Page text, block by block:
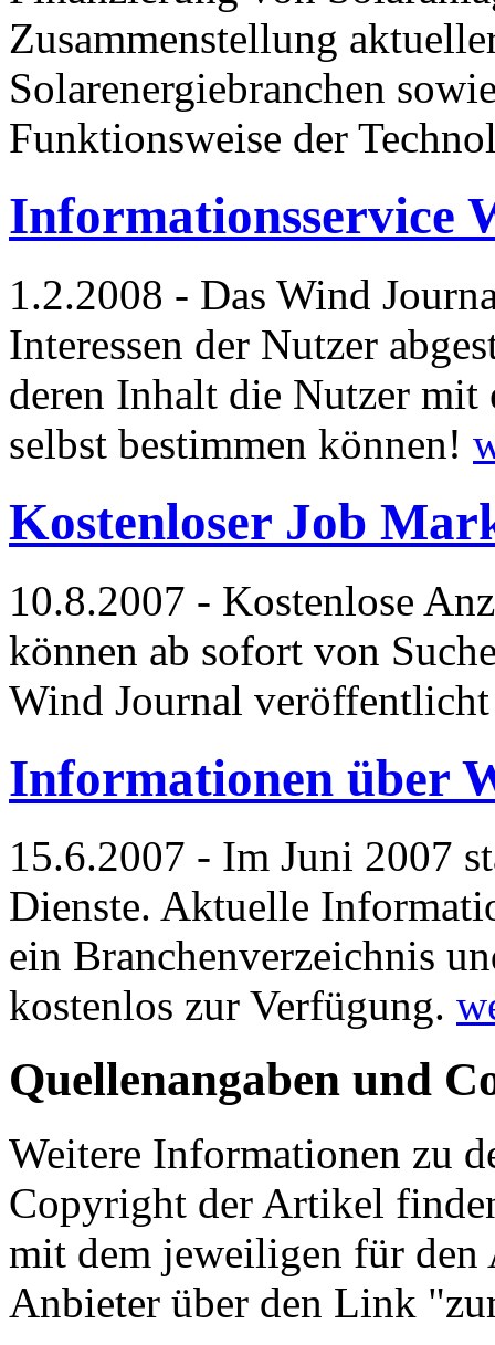
Zusammenstellung
Solarenergiebranchen
Funktionsweise der
Informationsservice
1.2.2008 - Das Wind
Interessen der Nutzer
deren Inhalt die Nutzer
selbst bestimmen können!
Kostenloser Job
10.8.2007 - Kostenlose
können ab sofort von
Wind Journal
Informationen über
15.6.2007 - Im Juni 2007
Dienste. Aktuelle
ein Branchenverzeichnis
kostenlos zur Verfügung.
Quellenangaben und
Weitere Informationen zu
Copyright der Artikel
mit dem jeweiligen für
Anbieter über den Link